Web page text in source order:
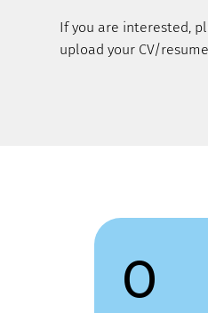
If you are interested,
upload your CV/
0